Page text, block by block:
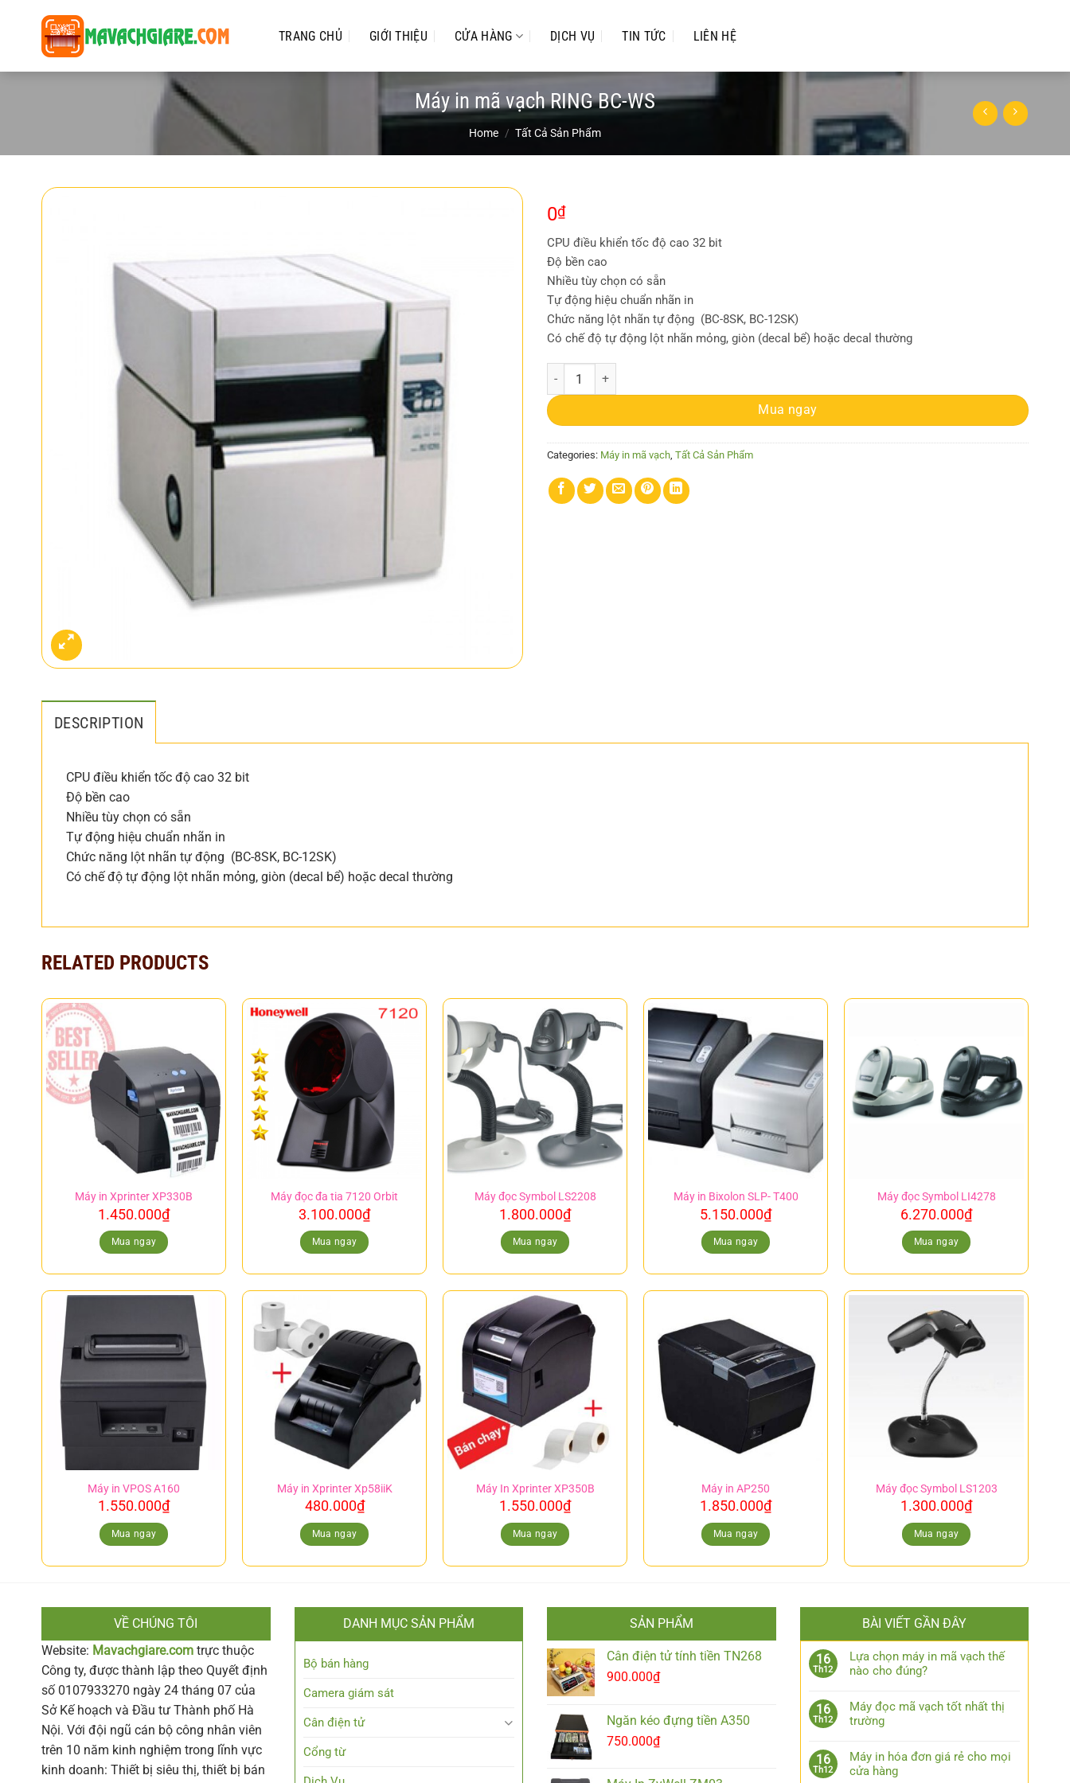
dung
TRANG CHỦ GIỚI THIỆU CỬA HÀNG DỊCH VỤ TIN TỨC LIÊN HỆ
Máy in mã vạch RING BC-WS
Home / Tất Cả Sản Phẩm
0₫
CPU điều khiển tốc độ cao 32 bit
Độ bền cao
Nhiều tùy chọn có sẵn
Tự động hiệu chuẩn nhãn in
Chức năng lột nhãn tự động (BC-8SK, BC-12SK)
Có chế độ tự động lột nhãn mỏng, giòn (decal bể) hoặc decal thường
Máy in mã vạch RING BC-WS quantity
Mua ngay
Categories: Máy in mã vạch, Tất Cả Sản Phẩm
DESCRIPTION
CPU điều khiển tốc độ cao 32 bit
Độ bền cao
Nhiều tùy chọn có sẵn
Tự động hiệu chuẩn nhãn in
Chức năng lột nhãn tự động (BC-8SK, BC-12SK)
Có chế độ tự động lột nhãn mỏng, giòn (decal bể) hoặc decal thường
RELATED PRODUCTS
Máy in Xprinter XP330B
1.450.000₫
Mua ngay
Máy đọc đa tia 7120 Orbit
3.100.000₫
Mua ngay
Máy đọc Symbol LS2208
1.800.000₫
Mua ngay
Máy in Bixolon SLP- T400
5.150.000₫
Mua ngay
Máy đọc Symbol LI4278
6.270.000₫
Mua ngay
Máy in VPOS A160
1.550.000₫
Mua ngay
Máy in Xprinter Xp58iiK
480.000₫
Mua ngay
Máy In Xprinter XP350B
1.550.000₫
Mua ngay
Máy in AP250
1.850.000₫
Mua ngay
Máy đọc Symbol LS1203
1.300.000₫
Mua ngay
VỀ CHÚNG TÔI
Website: Mavachgiare.com trực thuộc
Công ty, được thành lập theo Quyết định
số 0107933270 ngày 24 tháng 07 của
Sở Kế hoạch và Đầu tư Thành phố Hà
Nội. Với đội ngũ cán bộ công nhân viên
trên 10 năm kinh nghiệm trong lĩnh vực
kinh doanh: Thiết bị siêu thị, thiết bị bán
DANH MỤC SẢN PHẨM
Bộ bán hàng
Camera giám sát
Cân điện tử
Cổng từ
SẢN PHẨM
Cân điện tử tính tiền TN268
900.000₫
Ngăn kéo đựng tiền A350
750.000₫
BÀI VIẾT GẦN ĐÂY
16
Th12
Lựa chọn máy in mã vạch thế
nào cho đúng?
16
Th12
Máy đọc mã vạch tốt nhất thị
trường
16
Th12
Máy in hóa đơn giá rẻ cho mọi
cửa hàng